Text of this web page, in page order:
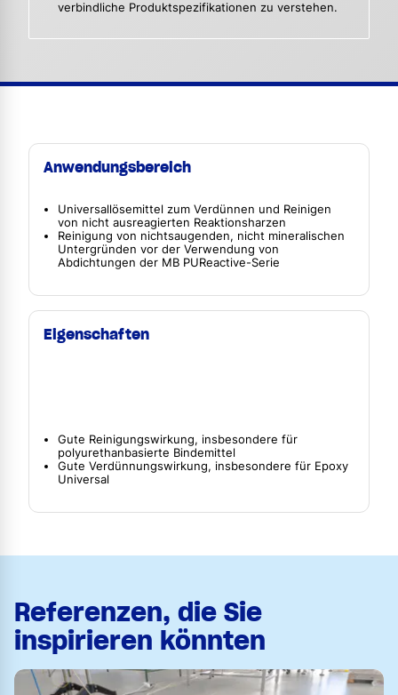
verbindliche Produktspezifikationen zu verstehen.
Anwendungsbereich
Universallösemittel zum Verdünnen und Reinigen
von nicht ausreagierten Reaktionsharzen
Reinigung von nichtsaugenden, nicht mineralischen
Untergründen vor der Verwendung von
Abdichtungen der MB PUReactive-Serie
Eigenschaften
Gute Reinigungswirkung, insbesondere für
polyurethanbasierte Bindemittel
Gute Verdünnungswirkung, insbesondere für Epoxy
Universal
Referenzen, die Sie
inspirieren könnten